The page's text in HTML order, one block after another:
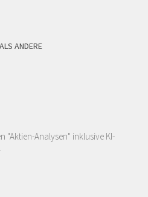
ANDERE
"Aktien-Analysen" inklusive KI-